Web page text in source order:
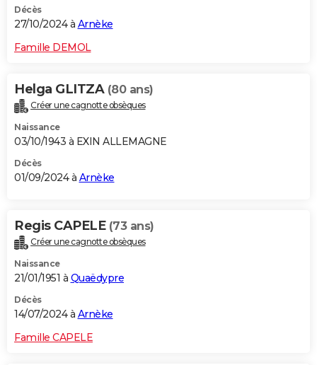
Décès
27/10/2024 à Arnèke
Famille DEMOL
Helga GLITZA (80 ans)
Créer une cagnotte obsèques
Naissance
03/10/1943 à EXIN ALLEMAGNE
Décès
01/09/2024 à Arnèke
Regis CAPELE (73 ans)
Créer une cagnotte obsèques
Naissance
21/01/1951 à Quaëdypre
Décès
14/07/2024 à Arnèke
Famille CAPELE